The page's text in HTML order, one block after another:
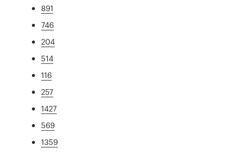
891
746
204
514
116
257
1427
569
1359